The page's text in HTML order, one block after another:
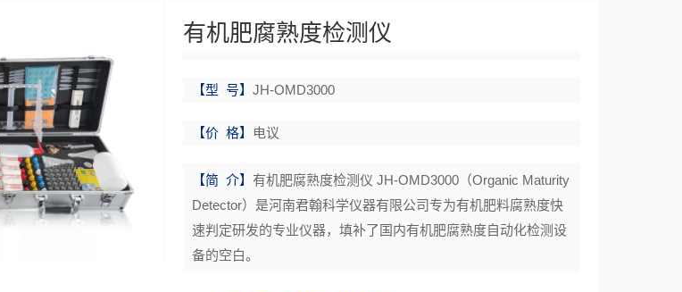
有机肥腐熟度检测仪
【型 号】 JH-OMD3000
【价 格】 电议
【简 介】 有机肥腐熟度检测仪 JH-OMD3000（Organic Maturity
Detector）是河南君翰科学仪器有限公司专为有机肥料腐熟度快
速判定研发的专业仪器，填补了国内有机肥腐熟度自动化检测设
备的空白。